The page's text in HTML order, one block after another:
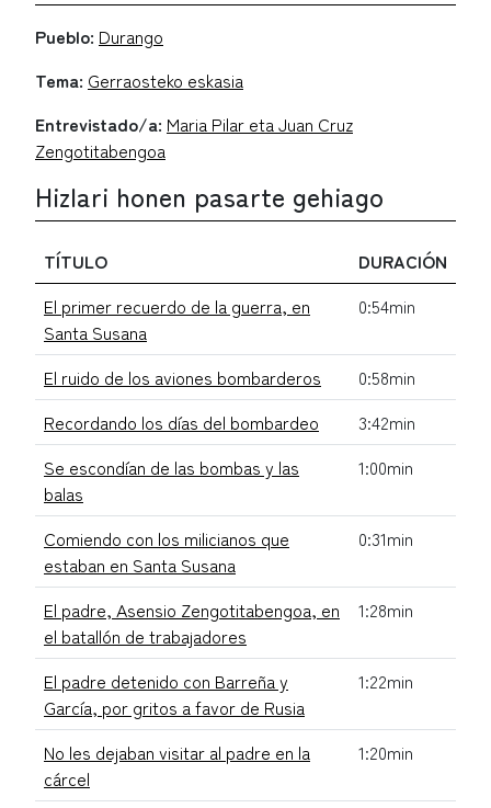
Pueblo: Durango
Tema: Gerraosteko eskasia
Entrevistado/a: Maria Pilar eta Juan Cruz
Zengotitabengoa
Hizlari honen pasarte gehiago
TÍTULO
DURACIÓN
El primer recuerdo de la guerra, en
Santa Susana
0:54min
El ruido de los aviones bombarderos
0:58min
Recordando los días del bombardeo
3:42min
Se escondían de las bombas y las
balas
1:00min
Comiendo con los milicianos que
estaban en Santa Susana
0:31min
El padre, Asensio Zengotitabengoa, en
el batallón de trabajadores
1:28min
El padre detenido con Barreña y
García, por gritos a favor de Rusia
1:22min
No les dejaban visitar al padre en la
cárcel
1:20min